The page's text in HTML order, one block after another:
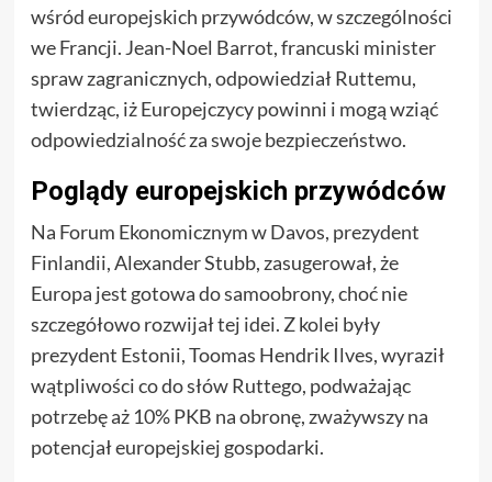
wśród europejskich przywódców, w szczególności
we Francji. Jean-Noel Barrot, francuski minister
spraw zagranicznych, odpowiedział Ruttemu,
twierdząc, iż Europejczycy powinni i mogą wziąć
odpowiedzialność za swoje bezpieczeństwo.
Poglądy europejskich przywódców
Na Forum Ekonomicznym w Davos, prezydent
Finlandii, Alexander Stubb, zasugerował, że
Europa jest gotowa do samoobrony, choć nie
szczegółowo rozwijał tej idei. Z kolei były
prezydent Estonii, Toomas Hendrik Ilves, wyraził
wątpliwości co do słów Ruttego, podważając
potrzebę aż 10% PKB na obronę, zważywszy na
potencjał europejskiej gospodarki.